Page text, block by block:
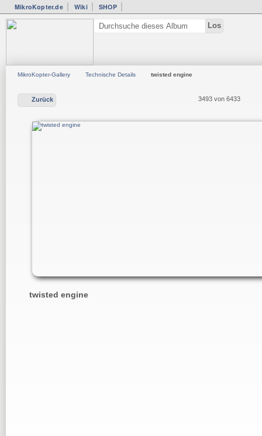
MikroKopter.de Wiki SHOP
MikroKopter-Gallery Technische Details twisted engine
Zurück 3493 von 6433
twisted engine